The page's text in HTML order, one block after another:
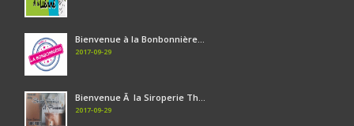
Bienvenue à la Bonbonnière...
2017-09-29
Bienvenue Ã la Siroperie Th...
2017-09-29